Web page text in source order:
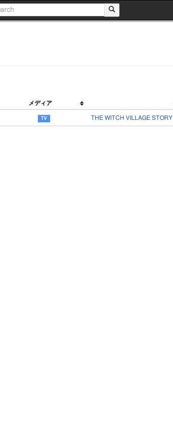
メディア
THE WITCH VILLAGE STORY